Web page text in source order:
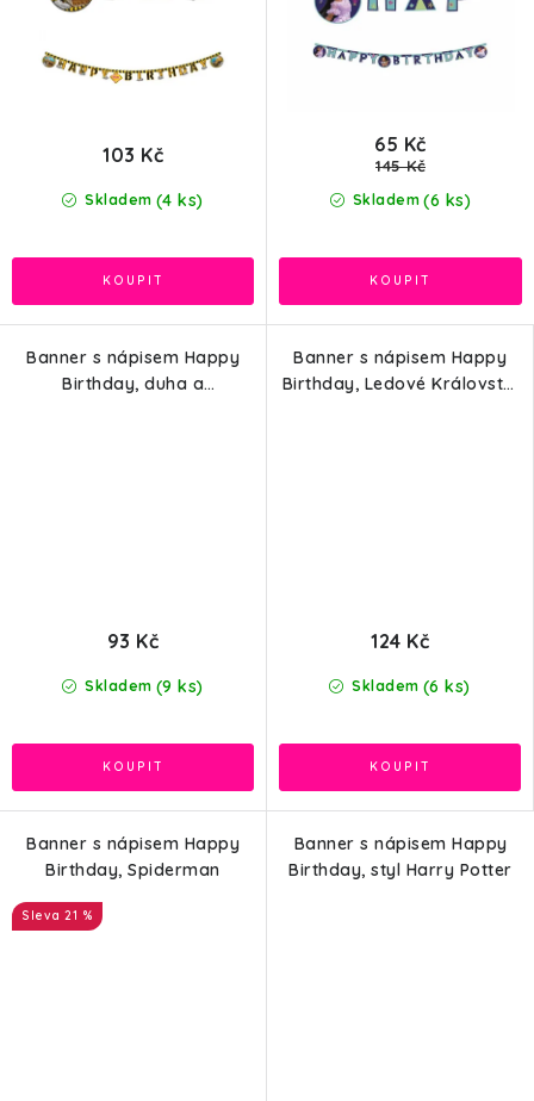
Skladem (4 ks)
103 Kč
Skladem (6 ks)
65 Kč
145 Kč
Banner s nápisem Happy
Birthday, duha a
Skladem (9 ks)
93 Kč
Banner s nápisem Happy
Birthday, Ledové Království
Skladem (6 ks)
124 Kč
Banner s nápisem Happy
Birthday, Spiderman
21 %
Banner s nápisem Happy
Birthday, styl Harry Potter